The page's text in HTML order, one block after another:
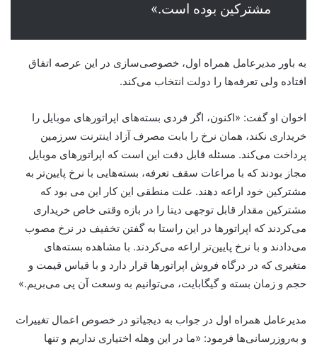
مشترکین بوده است.»
به باور مدیرعامل همراه اول، خصوصی‌سازی در این عرصه اتفاق
افتاده ولی تعرفه‌ها را دولت انتخاب می‌کند.
اخوان او گفت: «اکنون، اگر فردی بسته‌های اپراتور‌های موبایل را
خریداری نکند، همان نرخ را بابت مصرف آزاد اینترنت سرزمین
پرداخت می‌کند. مسئله قابل دقت این است که اپراتورهای موبایل
مجاز بودند که با مراعات سقف تعرفه، بسته‌هایی با نرخ پایین‌تر به
مشترکین خود اراعه دهند. علت منطقی این کار این می بود که
مشترکین مقدار قابل توجهی دیتا را در بازه وقتی خاص خریداری
می‌کردند که اپراتورها در این راستا به گفتن تخفیف در نرخ مصوب
می‌دادند و با نرخ پایین‌تر اراعه می‌کردند. با مشاهده بسته‌های
متغیری که در درگاه فروش اپراتورها قرار دارد و با قیاس قیمت و
حجم و زمان بسته و گیگابایت، می‌توانیم به وسعت آن پی می‌بریم.»
مدیرعامل همراه اول در جواب به دیجیاتو در خصوص اعمال تغییرات
و به‌روزرسانی‌ها فرمود: «ما در این وهله اختیاری نداریم و تنها